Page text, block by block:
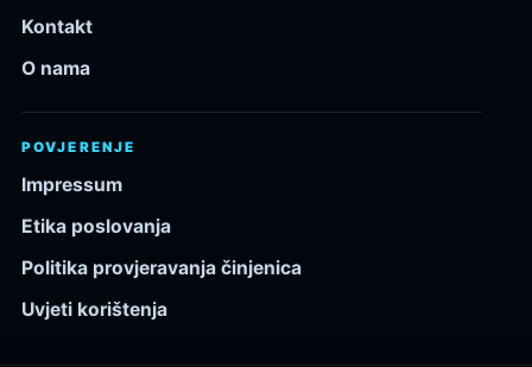
Kontakt
O nama
POVJERENJE
Impressum
Etika poslovanja
Politika provjeravanja činjenica
Uvjeti korištenja